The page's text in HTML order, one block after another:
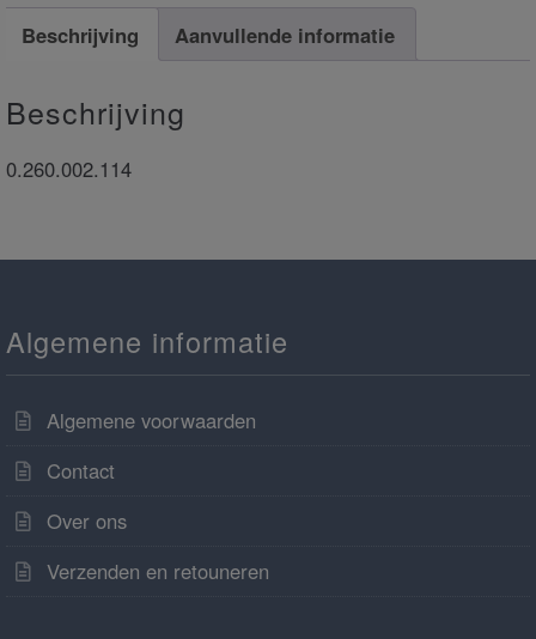
Beschrijving Aanvullende informatie
Beschrijving
0.260.002.114
Algemene informatie
Algemene voorwaarden
Contact
Over ons
Verzenden en retouneren